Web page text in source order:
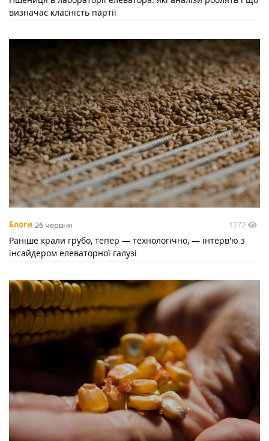
визначає класність партії
Блоги 26 червня 1272
Раніше крали грубо, тепер — технологічно, — інтерв'ю з
інсайдером елеваторної галузі